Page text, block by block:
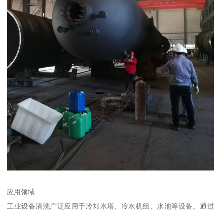
应用领域
工业设备清洗广泛应用于冷却水塔、冷水机组、水池等设备。通过